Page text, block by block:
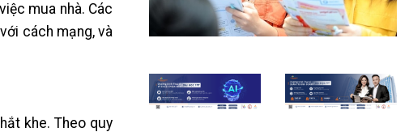
mua nhà. Các
cách mạng, và
khe. Theo quy